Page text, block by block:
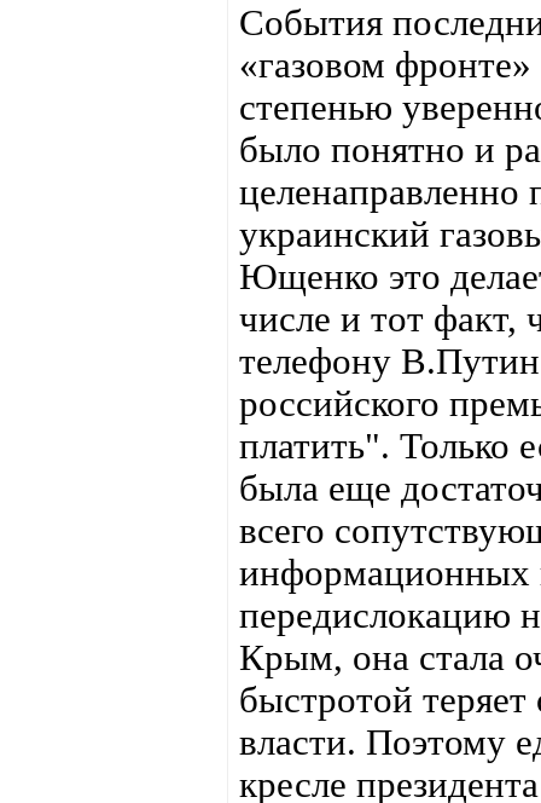
События
«газовом
степенью
было понятно и
целенаправленно
украинский
Ющенко это
числе и тот факт,
телефону
российского
платить". Только
была еще
всего
информационных
передислокацию
Крым, она стала
быстротой
власти. Поэтому
кресле